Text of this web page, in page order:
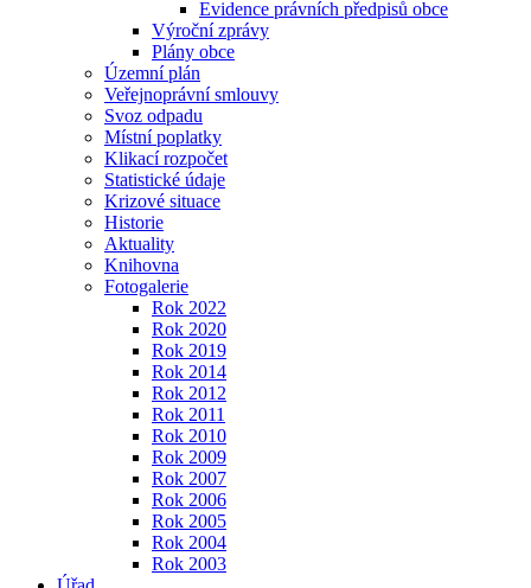
Evidence právních předpisů obce
Výroční zprávy
Plány obce
Územní plán
Veřejnoprávní smlouvy
Svoz odpadu
Místní poplatky
Klikací rozpočet
Statistické údaje
Krizové situace
Historie
Aktuality
Knihovna
Fotogalerie
Rok 2022
Rok 2020
Rok 2019
Rok 2014
Rok 2012
Rok 2011
Rok 2010
Rok 2009
Rok 2007
Rok 2006
Rok 2005
Rok 2004
Rok 2003